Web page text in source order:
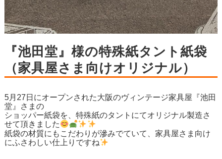
『池田堂』様の特殊紙タント紙袋
（家具屋さま向けオリジナル）
5月27日にオープンされた大阪のヴィンテージ家具屋『池田
堂』さまの
ショッパー紙袋を、特殊紙のタントにてオリジナル製造さ
せて頂きました
紙袋の材質にもこだわりが滲みでていて、家具屋さま向け
にふさわしい仕上りですね